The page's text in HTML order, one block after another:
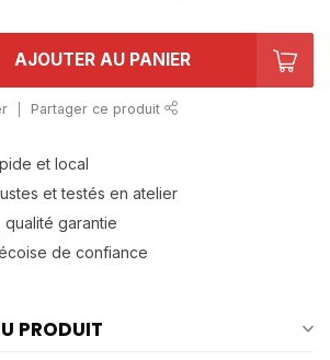
AJOUTER AU PANIER
Partager ce produit
et local
et testés en atelier
garantie
de confiance
PRODUIT